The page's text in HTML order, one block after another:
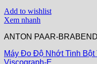
Add to wishlist
Xem nhanh
ANTON PAAR-
Máy Đo Độ Nhớt Tinh Bột
Viscograph-E